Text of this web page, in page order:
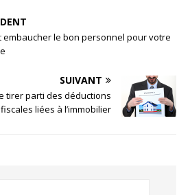
embaucher le bon personnel pour votre
SUIVANT
tirer parti des déductions
fiscales liées à l’immobilier